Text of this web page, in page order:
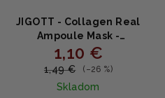
JIGOTT - Collagen Real
Ampoule Mask -
Kolagénová ampulová
plátená maska na
vyživenie a spevnenie
pleti 27ml
1,10 €
1,49 € (–26 %)
Skladom